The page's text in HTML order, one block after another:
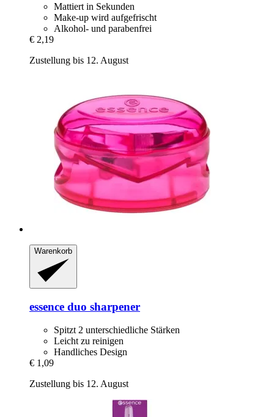
Mattiert in Sekunden
Make-up wird aufgefrischt
Alkohol- und parabenfrei
€ 2,19
Zustellung bis 12. August
Warenkorb
essence duo sharpener
Spitzt 2 unterschiedliche Stärken
Leicht zu reinigen
Handliches Design
€ 1,09
Zustellung bis 12. August